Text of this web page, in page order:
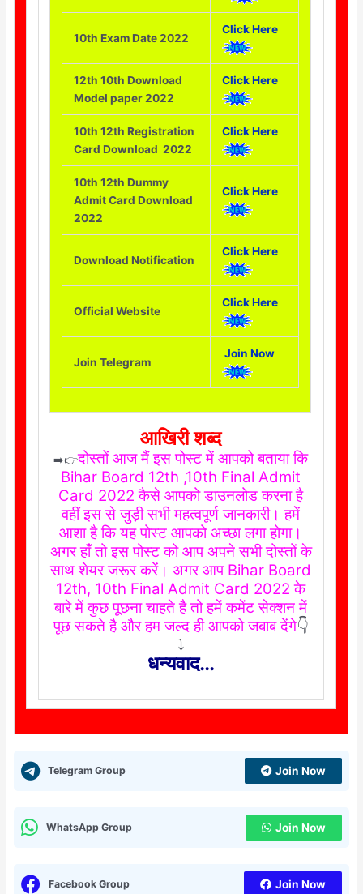
10th Exam Date 2022
Click Here
12th 10th Download
Model paper 2022
Click Here
10th 12th Registration
Card Download 2022
Click Here
10th 12th Dummy
Admit Card Download
2022
Click Here
Download Notification
Click Here
Official Website
Click Here
Join Telegram
Join Now
आखिरी शब्द
➡️👉दोस्तों आज मैं इस पोस्ट में आपको बताया कि
Bihar Board 12th ,10th Final Admit
Card 2022 कैसे आपको डाउनलोड करना है
वहीं इस से जुड़ी सभी महत्वपूर्ण जानकारी। हमें
आशा है कि यह पोस्ट आपको अच्छा लगा होगा।
अगर हाँ तो इस पोस्ट को आप अपने सभी दोस्तों के
साथ शेयर जरूर करें। अगर आप Bihar Board
12th, 10th Final Admit Card 2022 के
बारे में कुछ पूछना चाहते है तो हमें कमेंट सेक्शन में
पूछ सकते है और हम जल्द ही आपको जबाब देंगे👇
⤵️
धन्यवाद…
Telegram Group Join Now
WhatsApp Group Join Now
Facebook Group Join Now